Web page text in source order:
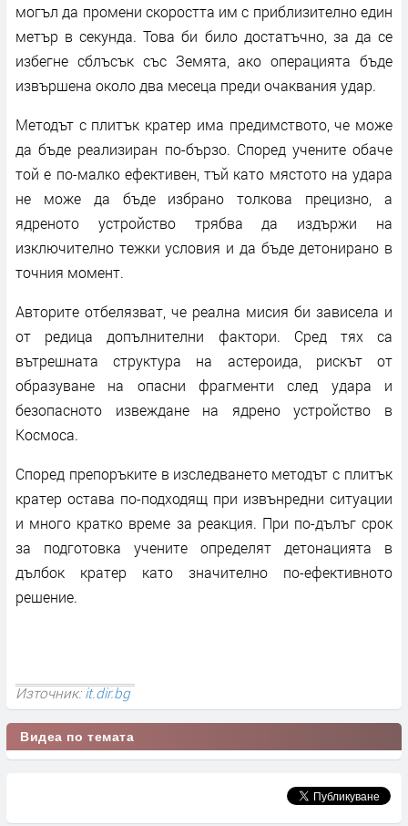
могъл да промени скоростта им с приблизително един
метър в секунда. Това би било достатъчно, за да се
избегне сблъсък със Земята, ако операцията бъде
извършена около два месеца преди очаквания удар.
Методът с плитък кратер има предимството, че може
да бъде реализиран по-бързо. Според учените обаче
той е по-малко ефективен, тъй като мястото на удара
не може да бъде избрано толкова прецизно, а
ядреното устройство трябва да издържи на
изключително тежки условия и да бъде детонирано в
точния момент.
Авторите отбелязват, че реална мисия би зависела и
от редица допълнителни фактори. Сред тях са
вътрешната структура на астероида, рискът от
образуване на опасни фрагменти след удара и
безопасното извеждане на ядрено устройство в
Космоса.
Според препоръките в изследването методът с плитък
кратер остава по-подходящ при извънредни ситуации
и много кратко време за реакция. При по-дълъг срок
за подготовка учените определят детонацията в
дълбок кратер като значително по-ефективното
решение.
Източник:it.dir.bg
Видеа по темата